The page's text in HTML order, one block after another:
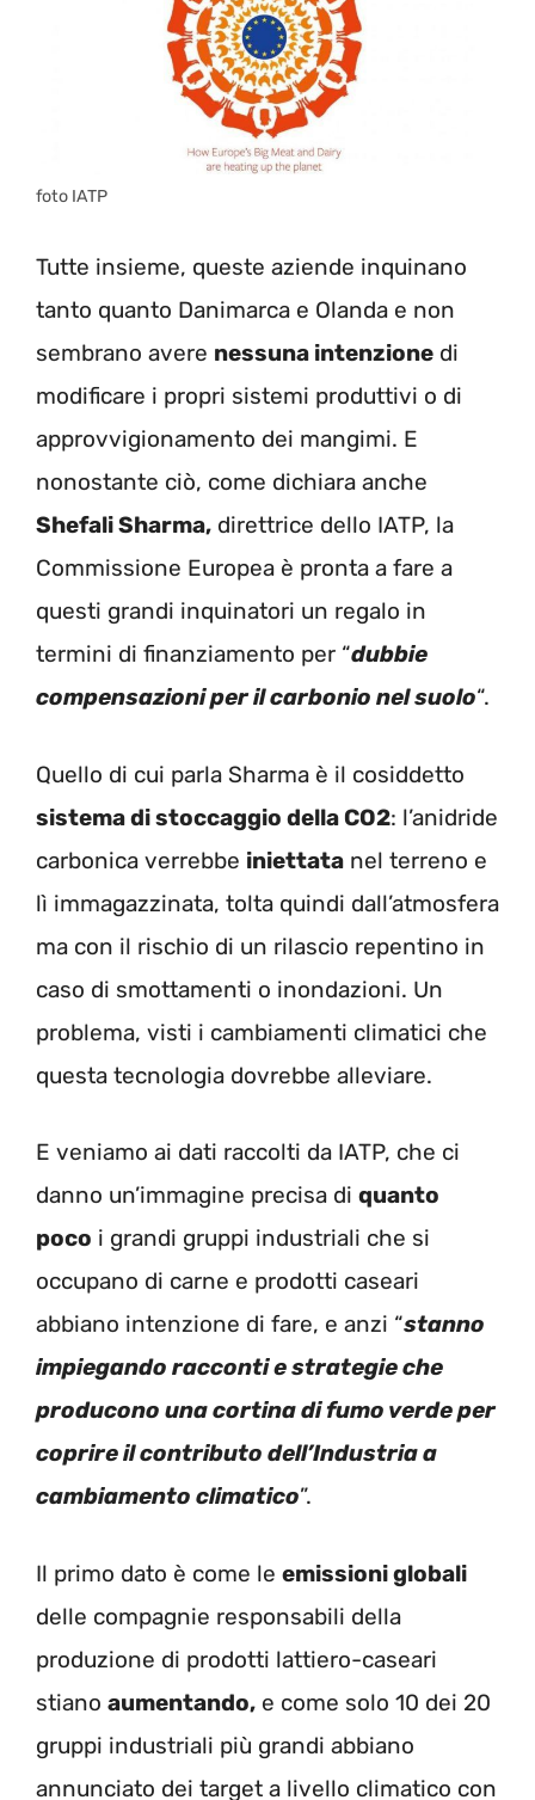
foto IATP
Tutte insieme, queste aziende inquinano
tanto quanto Danimarca e Olanda e non
sembrano avere nessuna intenzione di
modificare i propri sistemi produttivi o di
approvvigionamento dei mangimi. E
nonostante ciò, come dichiara anche
Shefali Sharma, direttrice dello IATP, la
Commissione Europea è pronta a fare a
questi grandi inquinatori un regalo in
termini di finanziamento per “dubbie
compensazioni per il carbonio nel suolo“.
Quello di cui parla Sharma è il cosiddetto
sistema di stoccaggio della CO2: l’anidride
carbonica verrebbe iniettata nel terreno e
lì immagazzinata, tolta quindi dall’atmosfera
ma con il rischio di un rilascio repentino in
caso di smottamenti o inondazioni. Un
problema, visti i cambiamenti climatici che
questa tecnologia dovrebbe alleviare.
E veniamo ai dati raccolti da IATP, che ci
danno un’immagine precisa di quanto
poco i grandi gruppi industriali che si
occupano di carne e prodotti caseari
abbiano intenzione di fare, e anzi “stanno
impiegando racconti e strategie che
producono una cortina di fumo verde per
coprire il contributo dell’Industria a
cambiamento climatico”.
Il primo dato è come le emissioni globali
delle compagnie responsabili della
produzione di prodotti lattiero-caseari
stiano aumentando, e come solo 10 dei 20
gruppi industriali più grandi abbiano
annunciato dei target a livello climatico con